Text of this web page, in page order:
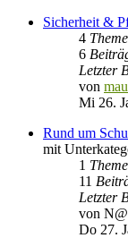
Sicherheit &
4
6
Letzter
von
Mi 26.
Rund um
mit
1
11
Letzter
von
Do 27.